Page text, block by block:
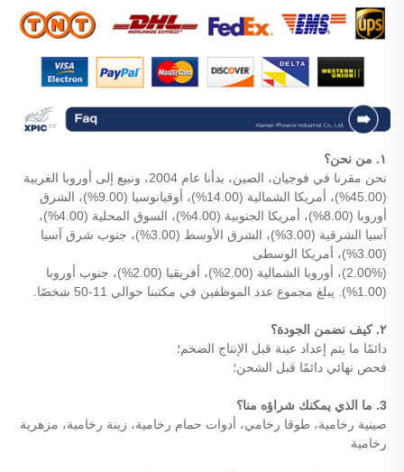
١. من نحن؟
نحن مقرنا في فوجيان، الصين، بدأنا عام 2004، ونبيع إلى أوروبا الغربية
(45.00%)، أمريكا الشمالية (14.00%)، أوقيانوسيا (9.00%)، الشرق
أوروبا (8.00%)، أمريكا الجنوبية (4.00%)، السوق المحلية (4.00%)،
آسيا الشرقية (3.00%)، الشرق الأوسط (3.00%)، جنوب شرق آسيا
(3.00%)، أمريكا الوسطى
(2.00%)، أوروبا الشمالية (2.00%)، أفريقيا (2.00%)، جنوب أوروبا
(1.00%). يبلغ مجموع عدد الموظفين في مكتبنا حوالي 11-50 شخصًا.
٢. كيف نضمن الجودة؟
دائمًا ما يتم إعداد عينة قبل الإنتاج الضخم؛
فحص نهائي دائمًا قبل الشحن؛
3. ما الذي يمكنك شراؤه منا؟
صينية رخامية، طوقا رخامي، أدوات حمام رخامية، زينة رخامية، مزهرية
رخامية